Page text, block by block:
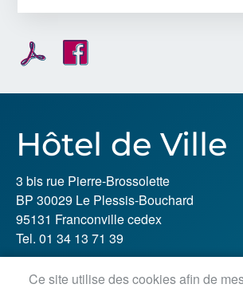
Hôtel de Ville
3 bis rue Pierre-Brossolette
BP 30029 Le Plessis-Bouchard
95131 Franconville cedex
Tel. 01 34 13 71 39
Ce site utilise des cookies afin de